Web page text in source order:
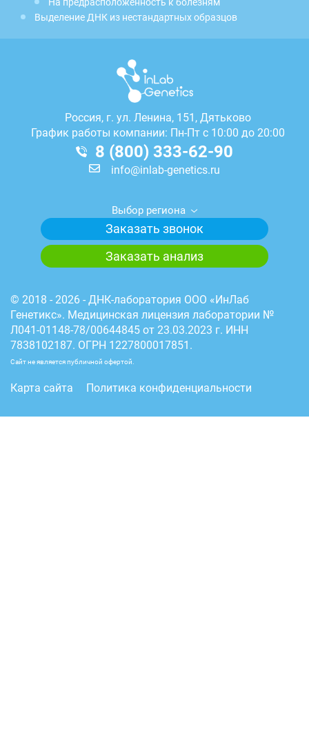
Выделение ДНК из нестандартных образцов
Россия, г. ул. Ленина, 151, Дятьково
График работы компании: Пн-Пт с 10:00 до 20:00
8 (800) 333-62-90
info@inlab-genetics.ru
Выбор региона
Заказать звонок
Заказать анализ
© 2018 - 2026 - ДНК-лаборатория ООО «ИнЛаб
Генетикс». Медицинская лицензия лаборатории №
Л041-01148-78/00644845 от 23.03.2023 г. ИНН
7838102187. ОГРН 1227800017851.
Сайт не является публичной офертой.
Карта сайта Политика конфиденциальности